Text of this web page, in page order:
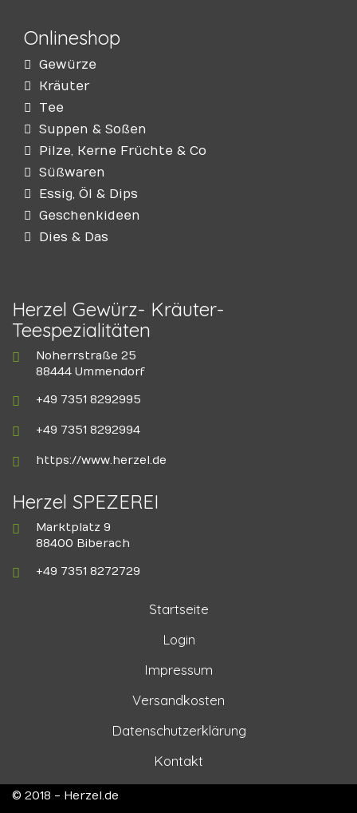
Onlineshop
Gewürze
Kräuter
Tee
Suppen & Soßen
Pilze, Kerne Früchte & Co
Süßwaren
Essig, Öl & Dips
Geschenkideen
Dies & Das
Herzel Gewürz- Kräuter-
Teespezialitäten
Noherrstraße 25
88444 Ummendorf
+49 7351 8292995
+49 7351 8292994
https://www.herzel.de
Herzel SPEZEREI
Marktplatz 9
88400 Biberach
+49 7351 8272729
Startseite
Login
Impressum
Versandkosten
Datenschutzerklärung
Kontakt
© 2018 - Herzel.de